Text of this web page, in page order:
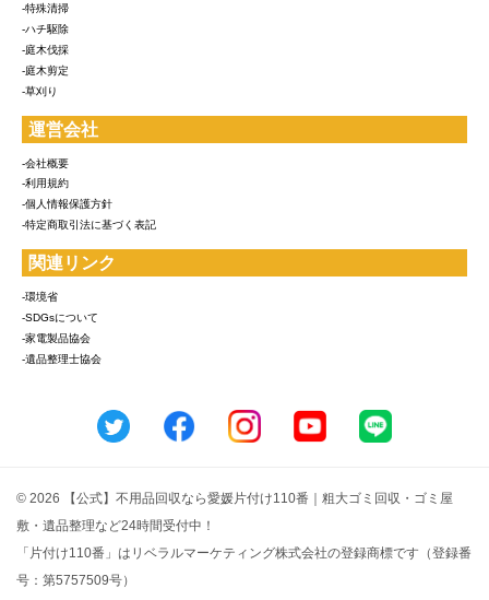
-特殊清掃
-ハチ駆除
-庭木伐採
-庭木剪定
-草刈り
運営会社
-会社概要
-利用規約
-個人情報保護方針
-特定商取引法に基づく表記
関連リンク
-環境省
-SDGsについて
-家電製品協会
-遺品整理士協会
© 2026 【公式】不用品回収なら愛媛片付け110番｜粗大ゴミ回収・ゴミ屋
敷・遺品整理など24時間受付中！
「片付け110番」はリベラルマーケティング株式会社の登録商標です（登録番
号：第5757509号）